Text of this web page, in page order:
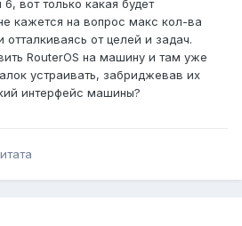
вот только какая будет
кажется на вопрос макс кол-ва
отталкиваясь от целей и задач.
RouterOS на машину и там уже
устраивать, забриджевав их
интерфейс машины?